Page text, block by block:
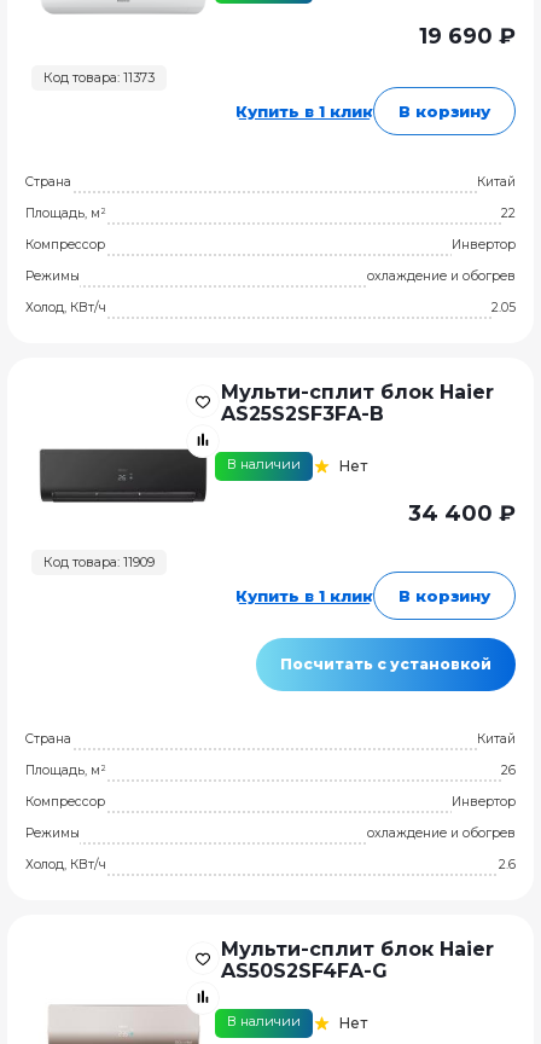
Код товара: 11373
19 690 ₽
Купить в 1 клик В корзину
Страна
Китай
Площадь, м²
22
Компрессор
Инвертор
Режимы
охлаждение и обогрев
Холод, КВт/ч
2.05
Код товара: 11909
Мульти-сплит блок Haier
AS25S2SF3FA-B
В наличии Нет
34 400 ₽
Купить в 1 клик В корзину
Посчитать с установкой
Страна
Китай
Площадь, м²
26
Компрессор
Инвертор
Режимы
охлаждение и обогрев
Холод, КВт/ч
2.6
Мульти-сплит блок Haier
AS50S2SF4FA-G
В наличии Нет